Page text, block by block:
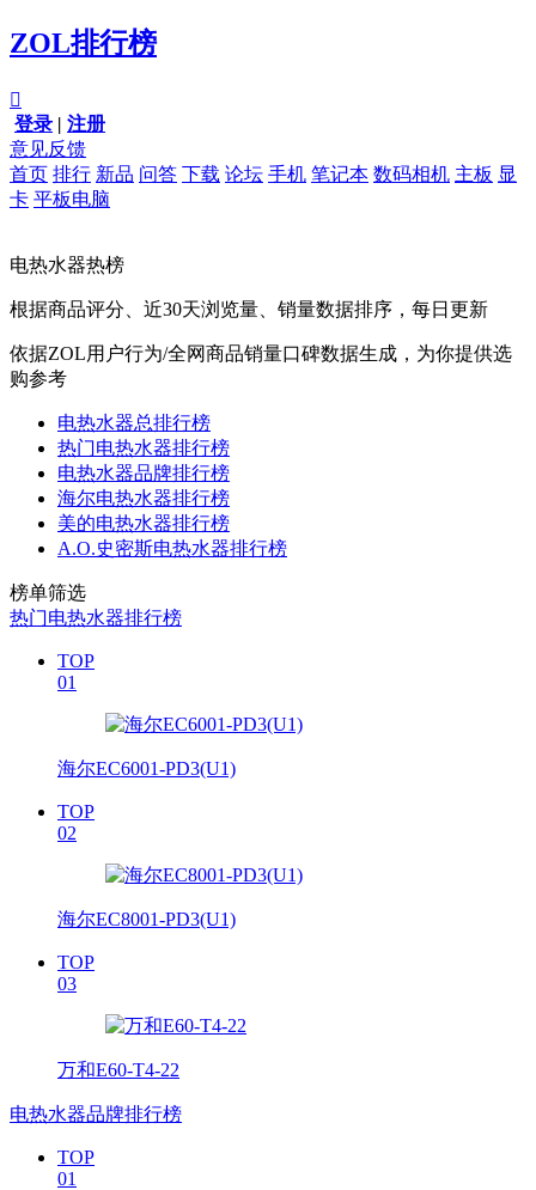
ZOL排行榜

登录 | 注册
意见反馈
首页 排行 新品 问答 下载 论坛 手机 笔记本 数码相机 主板 显
卡 平板电脑
电热水器热榜
根据商品评分、近30天浏览量、销量数据排序，每日更新
依据ZOL用户行为/全网商品销量口碑数据生成，为你提供选
购参考
电热水器总排行榜
热门电热水器排行榜
电热水器品牌排行榜
海尔电热水器排行榜
美的电热水器排行榜
A.O.史密斯电热水器排行榜
榜单筛选
热门电热水器排行榜
TOP
01
海尔EC6001-PD3(U1)
TOP
02
海尔EC8001-PD3(U1)
TOP
03
万和E60-T4-22
电热水器品牌排行榜
TOP
01